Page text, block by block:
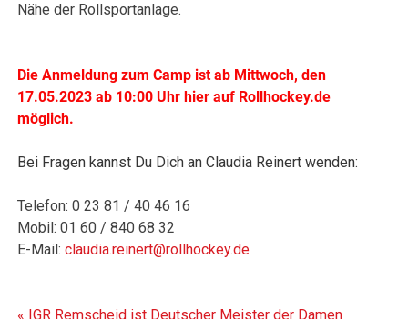
Nähe der Rollsportanlage.
Die Anmeldung zum Camp ist ab Mittwoch, den
17.05.2023 ab 10:00 Uhr hier auf Rollhockey.de
möglich.
Bei Fragen kannst Du Dich an Claudia Reinert wenden:
Telefon: 0 23 81 / 40 46 16
Mobil: 01 60 / 840 68 32
E-Mail:claudia.reinert@rollhockey.de
« IGR Remscheid ist Deutscher Meister der Damen